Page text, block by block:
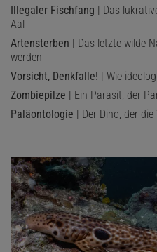
Illegaler Fischfang | Das
Aal
Artensterben | Das letzte wilde
werden
Vorsicht, Denkfalle! | Wie
Zombiepilze | Ein Parasit, der
Paläontologie | Der Dino, der